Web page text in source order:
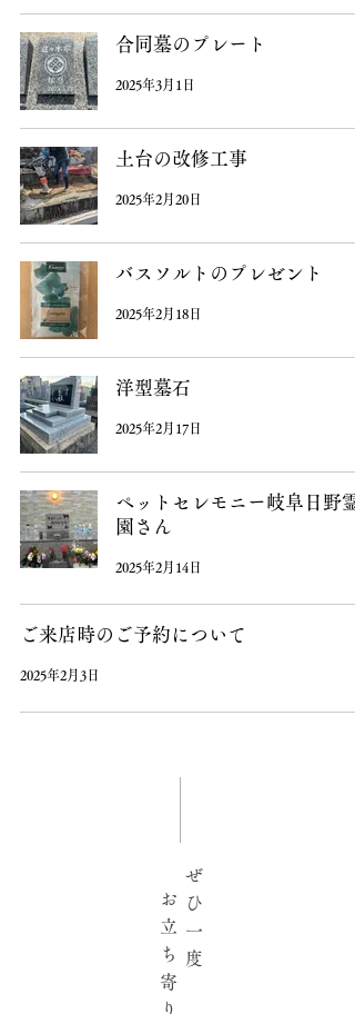
合同墓のプレート
2025年3月1日
土台の改修工事
2025年2月20日
バスソルトのプレゼント
2025年2月18日
洋型墓石
2025年2月17日
ペットセレモニー岐阜日野霊
園さん
2025年2月14日
ご来店時のご予約について
2025年2月3日
ぜ
ひ
一
度
お
立
ち
寄
り